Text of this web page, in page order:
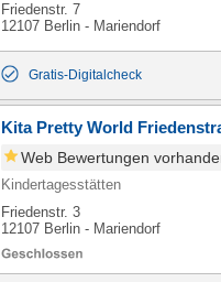
Friedenstr. 7
12107 Berlin - Mariendorf
Gratis-Digitalcheck
Kita Pretty World
Web Bewertungen
Kindertagesstätten
Friedenstr. 3
12107 Berlin - Mariendorf